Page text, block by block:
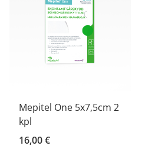
Mepitel One 5x7,5cm 2
kpl
16,00 €